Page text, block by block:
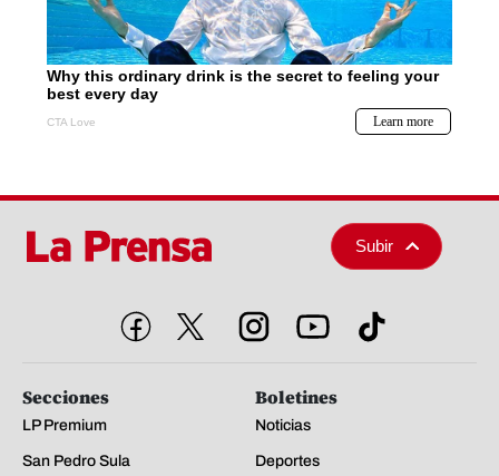
Subir
Secciones
LP Premium
San Pedro Sula
Boletines
Noticias
Deportes